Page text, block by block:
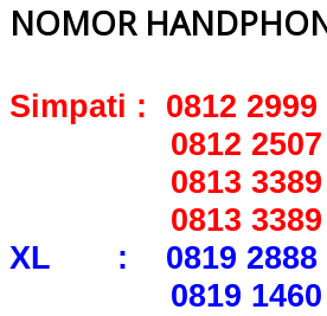
NOMOR
Simpati : 0812 2999
0812 2507
0813 3389
0813 3389
XL : 0819 2888
0819 1460